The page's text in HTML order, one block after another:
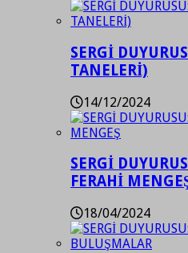
SERGİ
TANELERİ)
14/12/2024
SERGİ
FERAHİ
18/04/2024